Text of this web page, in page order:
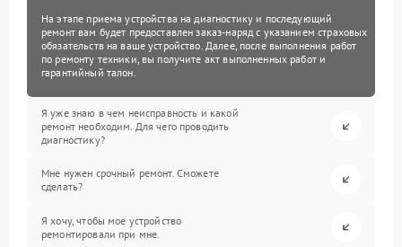
На этапе приема устройства на диагностику и последующий
ремонт вам будет предоставлен заказ-наряд с указанием страховых
обязательств на ваше устройство. Далее, после выполнения работ
по ремонту техники, вы получите акт выполненных работ и
гарантийный талон.
Я уже знаю в чем неисправность и какой
ремонт необходим. Для чего проводить
диагностику?
Мне нужен срочный ремонт. Сможете
сделать?
Я хочу, чтобы мое устройство
ремонтировали при мне.